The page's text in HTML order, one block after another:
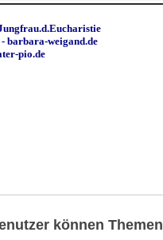
-barbara-weigand.de
pio.de
können